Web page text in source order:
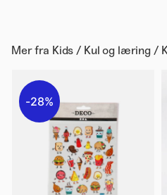
Mer fra Kids / Kul og læring /
28%